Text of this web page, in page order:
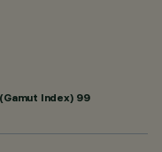
Index) 99